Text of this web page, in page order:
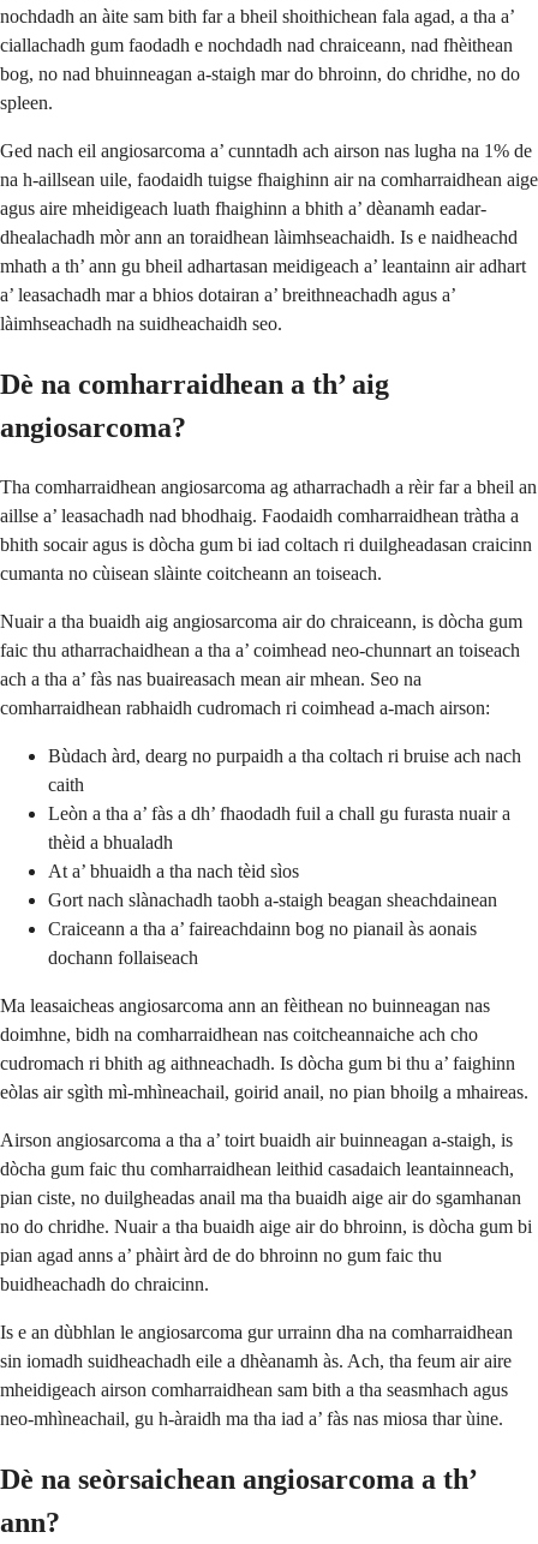
nochdadh an àite sam bith far a bheil shoithichean fala agad, a tha a’
ciallachadh gum faodadh e nochdadh nad chraiceann, nad fhèithean
bog, no nad bhuinneagan a-staigh mar do bhroinn, do chridhe, no do
spleen.
Ged nach eil angiosarcoma a’ cunntadh ach airson nas lugha na 1% de
na h-aillsean uile, faodaidh tuigse fhaighinn air na comharraidhean aige
agus aire mheidigeach luath fhaighinn a bhith a’ dèanamh eadar-
dhealachadh mòr ann an toraidhean làimhseachaidh. Is e naidheachd
mhath a th’ ann gu bheil adhartasan meidigeach a’ leantainn air adhart
a’ leasachadh mar a bhios dotairan a’ breithneachadh agus a’
làimhseachadh na suidheachaidh seo.
Dè na comharraidhean a th’ aig
angiosarcoma?
Tha comharraidhean angiosarcoma ag atharrachadh a rèir far a bheil an
aillse a’ leasachadh nad bhodhaig. Faodaidh comharraidhean tràtha a
bhith socair agus is dòcha gum bi iad coltach ri duilgheadasan craicinn
cumanta no cùisean slàinte coitcheann an toiseach.
Nuair a tha buaidh aig angiosarcoma air do chraiceann, is dòcha gum
faic thu atharrachaidhean a tha a’ coimhead neo-chunnart an toiseach
ach a tha a’ fàs nas buaireasach mean air mhean. Seo na
comharraidhean rabhaidh cudromach ri coimhead a-mach airson:
Bùdach àrd, dearg no purpaidh a tha coltach ri bruise ach nach
caith
Leòn a tha a’ fàs a dh’ fhaodadh fuil a chall gu furasta nuair a
thèid a bhualadh
At a’ bhuaidh a tha nach tèid sìos
Gort nach slànachadh taobh a-staigh beagan sheachdainean
Craiceann a tha a’ faireachdainn bog no pianail às aonais
dochann follaiseach
Ma leasaicheas angiosarcoma ann an fèithean no buinneagan nas
doimhne, bidh na comharraidhean nas coitcheannaiche ach cho
cudromach ri bhith ag aithneachadh. Is dòcha gum bi thu a’ faighinn
eòlas air sgìth mì-mhìneachail, goirid anail, no pian bhoilg a mhaireas.
Airson angiosarcoma a tha a’ toirt buaidh air buinneagan a-staigh, is
dòcha gum faic thu comharraidhean leithid casadaich leantainneach,
pian ciste, no duilgheadas anail ma tha buaidh aige air do sgamhanan
no do chridhe. Nuair a tha buaidh aige air do bhroinn, is dòcha gum bi
pian agad anns a’ phàirt àrd de do bhroinn no gum faic thu
buidheachadh do chraicinn.
Is e an dùbhlan le angiosarcoma gur urrainn dha na comharraidhean
sin iomadh suidheachadh eile a dhèanamh às. Ach, tha feum air aire
mheidigeach airson comharraidhean sam bith a tha seasmhach agus
neo-mhìneachail, gu h-àraidh ma tha iad a’ fàs nas miosa thar ùine.
Dè na seòrsaichean angiosarcoma a th’
ann?